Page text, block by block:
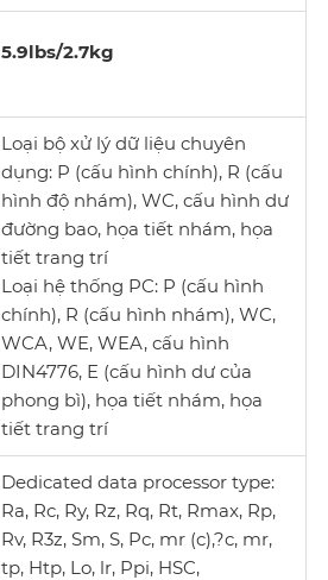
5.9lbs/2.7kg
Loại bộ xử lý dữ liệu chuyên
dụng: P (cấu hình chính), R (cấu
hình độ nhám), WC, cấu hình dư
đường bao, họa tiết nhám, họa
tiết trang trí
Loại hệ thống PC: P (cấu hình
chính), R (cấu hình nhám), WC,
WCA, WE, WEA, cấu hình
DIN4776, E (cấu hình dư của
phong bì), họa tiết nhám, họa
tiết trang trí
Dedicated data processor type:
Ra, Rc, Ry, Rz, Rq, Rt, Rmax, Rp,
Rv, R3z, Sm, S, Pc, mr (c),?c, mr,
tp, Htp, Lo, lr, Ppi, HSC,